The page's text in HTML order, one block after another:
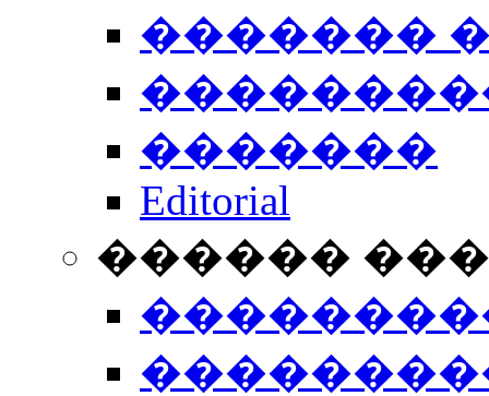
�������
�������
Editorial
������